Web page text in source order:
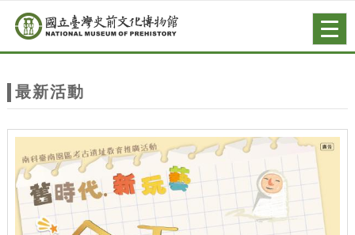
站
主
題
跳到主要內容
網站導覽
最新活動